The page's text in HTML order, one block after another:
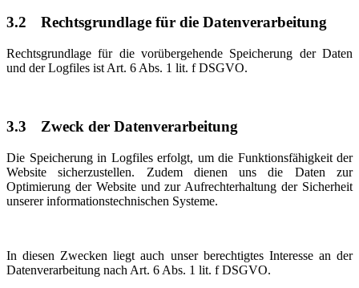
3.2 Rechtsgrundlage für die Datenverarbeitung
Rechtsgrundlage für die vorübergehende Speicherung der Daten
und der Logfiles ist Art. 6 Abs. 1 lit. f DSGVO.
3.3 Zweck der Datenverarbeitung
Die Speicherung in Logfiles erfolgt, um die Funktionsfähigkeit der
Website sicherzustellen. Zudem dienen uns die Daten zur
Optimierung der Website und zur Aufrechterhaltung der Sicherheit
unserer informationstechnischen Systeme.
In diesen Zwecken liegt auch unser berechtigtes Interesse an der
Datenverarbeitung nach Art. 6 Abs. 1 lit. f DSGVO.